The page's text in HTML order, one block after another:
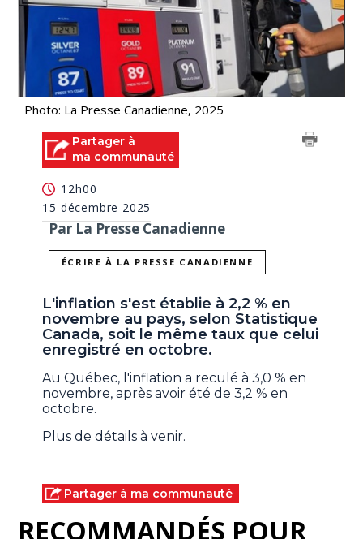
Photo: La Presse Canadienne, 2025
Partager à
ma communauté
12h00
15 décembre 2025
Par La Presse Canadienne
ÉCRIRE À LA PRESSE CANADIENNE
L'inflation s'est établie à 2,2 % en
novembre au pays, selon Statistique
Canada, soit le même taux que celui
enregistré en octobre.
Au Québec, l'inflation a reculé à 3,0 % en
novembre, après avoir été de 3,2 % en
octobre.
Plus de détails à venir.
Partager à ma communauté
RECOMMANDÉS POUR